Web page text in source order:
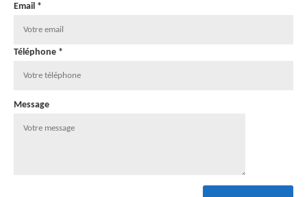
Email *
Téléphone *
Message